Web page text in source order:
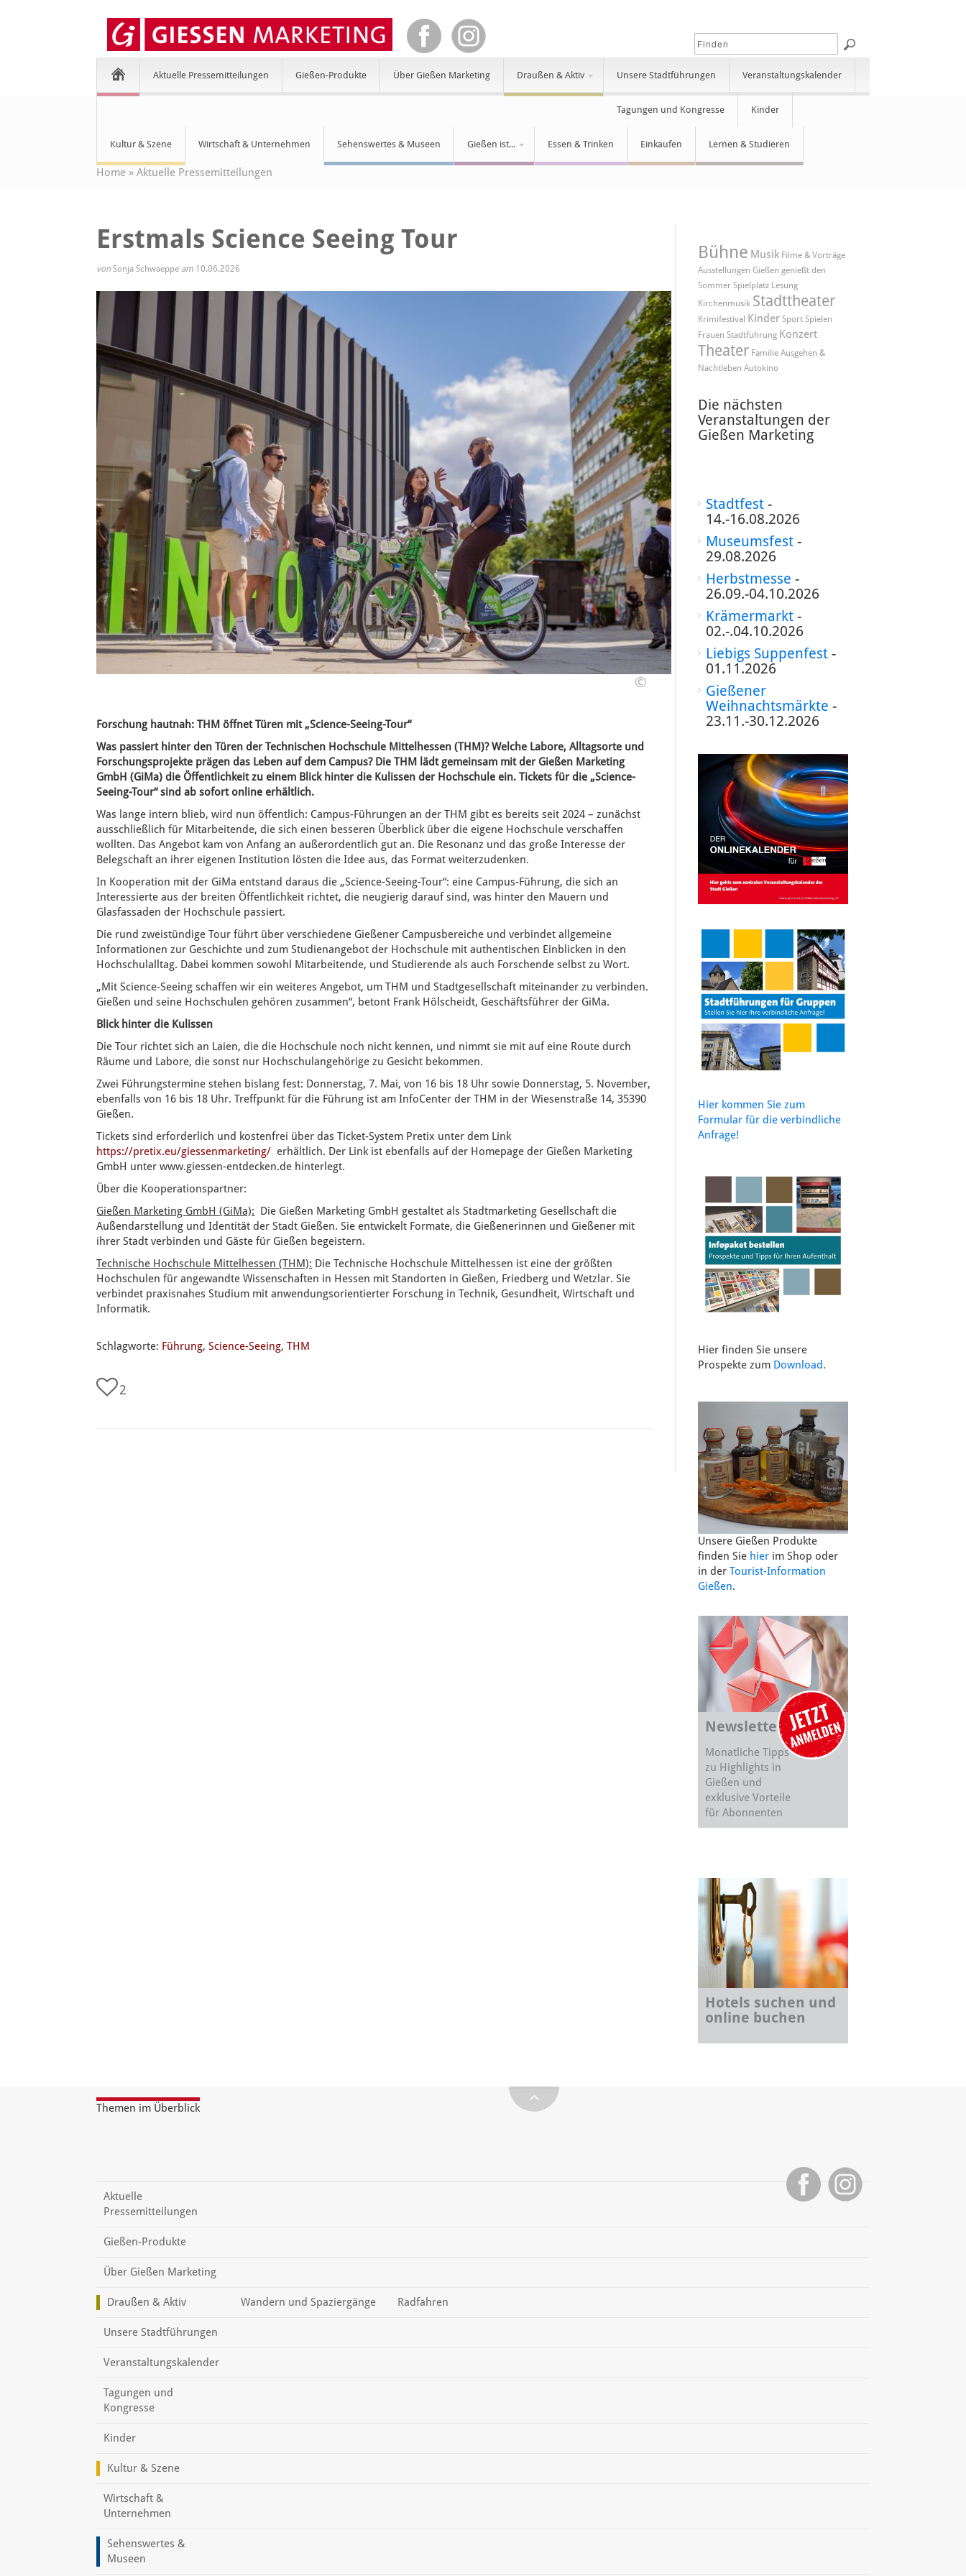
Aktuelle Pressemitteilungen Gießen-Produkte Über Gießen Marketing Draußen & Aktiv Unsere Stadtführungen Veranstaltungskalender
Tagungen und Kongresse Kinder
Kultur & Szene Wirtschaft & Unternehmen Sehenswertes & Museen Gießen ist... Essen & Trinken Einkaufen Lernen & Studieren
Home »Aktuelle Pressemitteilungen
Erstmals Science Seeing Tour
vonSonja Schwaeppe am 10.06.2026
©
Forschung hautnah: THM öffnet Türen mit „Science-Seeing-Tour“
Was passiert hinter den Türen der Technischen Hochschule Mittelhessen (THM)? Welche Labore, Alltagsorte und
Forschungsprojekte prägen das Leben auf dem Campus? Die THM lädt gemeinsam mit der Gießen Marketing
GmbH (GiMa) die Öffentlichkeit zu einem Blick hinter die Kulissen der Hochschule ein. Tickets für die „Science-
Seeing-Tour“ sind ab sofort online erhältlich.
Was lange intern blieb, wird nun öffentlich: Campus-Führungen an der THM gibt es bereits seit 2024 – zunächst
ausschließlich für Mitarbeitende, die sich einen besseren Überblick über die eigene Hochschule verschaffen
wollten. Das Angebot kam von Anfang an außerordentlich gut an. Die Resonanz und das große Interesse der
Belegschaft an ihrer eigenen Institution lösten die Idee aus, das Format weiterzudenken.
In Kooperation mit der GiMa entstand daraus die „Science-Seeing-Tour“: eine Campus-Führung, die sich an
Interessierte aus der breiten Öffentlichkeit richtet, die neugierig darauf sind, was hinter den Mauern und
Glasfassaden der Hochschule passiert.
Die rund zweistündige Tour führt über verschiedene Gießener Campusbereiche und verbindet allgemeine
Informationen zur Geschichte und zum Studienangebot der Hochschule mit authentischen Einblicken in den
Hochschulalltag. Dabei kommen sowohl Mitarbeitende, und Studierende als auch Forschende selbst zu Wort.
„Mit Science-Seeing schaffen wir ein weiteres Angebot, um THM und Stadtgesellschaft miteinander zu verbinden.
Gießen und seine Hochschulen gehören zusammen“, betont Frank Hölscheidt, Geschäftsführer der GiMa.
Blick hinter die Kulissen
Die Tour richtet sich an Laien, die die Hochschule noch nicht kennen, und nimmt sie mit auf eine Route durch
Räume und Labore, die sonst nur Hochschulangehörige zu Gesicht bekommen.
Zwei Führungstermine stehen bislang fest: Donnerstag, 7. Mai, von 16 bis 18 Uhr sowie Donnerstag, 5. November,
ebenfalls von 16 bis 18 Uhr. Treffpunkt für die Führung ist am InfoCenter der THM in der Wiesenstraße 14, 35390
Gießen.
Tickets sind erforderlich und kostenfrei über das Ticket-System Pretix unter dem Link
https://pretix.eu/giessenmarketing/ erhältlich. Der Link ist ebenfalls auf der Homepage der Gießen Marketing
GmbH unter www.giessen-entdecken.de hinterlegt.
Über die Kooperationspartner:
Gießen Marketing GmbH (GiMa): Die Gießen Marketing GmbH gestaltet als Stadtmarketing Gesellschaft die
Außendarstellung und Identität der Stadt Gießen. Sie entwickelt Formate, die Gießenerinnen und Gießener mit
ihrer Stadt verbinden und Gäste für Gießen begeistern.
Technische Hochschule Mittelhessen (THM): Die Technische Hochschule Mittelhessen ist eine der größten
Hochschulen für angewandte Wissenschaften in Hessen mit Standorten in Gießen, Friedberg und Wetzlar. Sie
verbindet praxisnahes Studium mit anwendungsorientierter Forschung in Technik, Gesundheit, Wirtschaft und
Informatik.
Schlagworte: Führung,Science-Seeing,THM
2
Bühne Musik Filme & Vorträge
Ausstellungen Gießen genießt den
Sommer Spielplatz Lesung
Kirchenmusik Stadttheater
Krimifestival Kinder Sport Spielen
Frauen Stadtführung Konzert
Theater Familie Ausgehen &
Nachtleben Autokino
Die nächsten
Veranstaltungen der
Gießen Marketing
Stadtfest-
14.-16.08.2026
Museumsfest-
29.08.2026
Herbstmesse -
26.09.-04.10.2026
Krämermarkt-
02.-.04.10.2026
Liebigs Suppenfest-
01.11.2026
Gießener
Weihnachtsmärkte -
23.11.-30.12.2026
Hier kommen Sie zum
Formular für die verbindliche
Anfrage!
Hier finden Sie unsere
Prospekte zum Download.
Unsere Gießen Produkte
finden Sie hierim Shop oder
in der Tourist-Information
Gießen.
Newsletter
Monatliche Tipps
zu Highlights in
Gießen und
exklusive Vorteile
für Abonnenten
Hotels suchen und
online buchen
Themen im Überblick
Aktuelle
Pressemitteilungen
Gießen-Produkte
Über Gießen Marketing
Draußen & Aktiv Wandern und Spaziergänge Radfahren
Unsere Stadtführungen
Veranstaltungskalender
Tagungen und
Kongresse
Kinder
Kultur & Szene
Wirtschaft &
Unternehmen
Sehenswertes &
Museen